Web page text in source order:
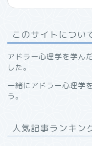
このサイトについ
アドラー心理学を学ん
した。
一緒にアドラー心理学
う。
人気記事ランキン